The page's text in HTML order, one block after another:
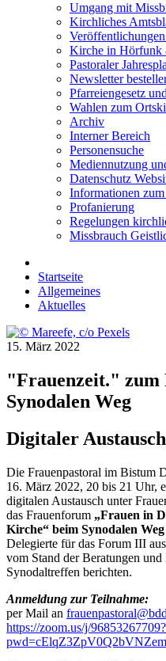
Umgang mit
Kirchliches
Kirche in Hörfunk
Pastoraler
Newsletter
Pfarreiengesetz
Wahlen zum
Archiv
Interner Bereich
Personensuche
Mediennutzung
Datenschutz
Informationen
Profanierung
Regelungen
Missbrauch
Startseite
Allgemeines
Aktuelles
15. März 2022
"Frauenzeit." zum
Synodalen Weg
Digitaler
Die Frauenpastoral im Bistum
16. März 2022, 20 bis 21 Uhr,
digitalen Austausch unter
das Frauenforum „Frauen in
Kirche“ beim Synodalen Weg
Delegierte für das Forum III
vom Stand der Beratungen
Synodaltreffen berichten.
Anmeldung zur Teilnahme:
per Mail an
https://zoom.us/j/96853267709?